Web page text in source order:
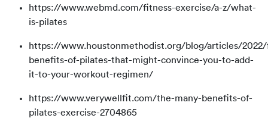
https://www.webmd.com/fitness-exercise/a-z/what-
is-pilates
https://www.houstonmethodist.org/blog/articles/
benefits-of-pilates-that-might-convince-you-to-add-
it-to-your-workout-regimen/
https://www.verywellfit.com/the-many-benefits-of-
pilates-exercise-2704865